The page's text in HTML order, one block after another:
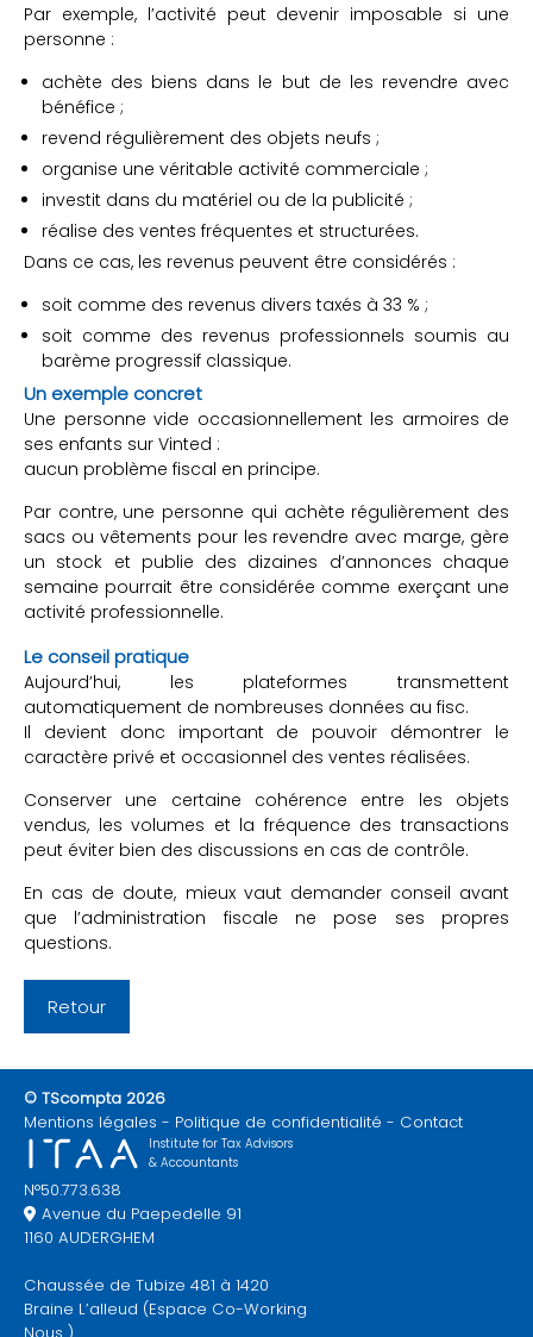
Par exemple, l’activité peut devenir imposable si une
personne :
achète des biens dans le but de les revendre avec
bénéfice ;
revend régulièrement des objets neufs ;
organise une véritable activité commerciale ;
investit dans du matériel ou de la publicité ;
réalise des ventes fréquentes et structurées.
Dans ce cas, les revenus peuvent être considérés :
soit comme des revenus divers taxés à 33 % ;
soit comme des revenus professionnels soumis au
barème progressif classique.
Un exemple concret
Une personne vide occasionnellement les armoires de
ses enfants sur Vinted :
aucun problème fiscal en principe.
Par contre, une personne qui achète régulièrement des
sacs ou vêtements pour les revendre avec marge, gère
un stock et publie des dizaines d’annonces chaque
semaine pourrait être considérée comme exerçant une
activité professionnelle.
Le conseil pratique
Aujourd’hui, les plateformes transmettent
automatiquement de nombreuses données au fisc.
Il devient donc important de pouvoir démontrer le
caractère privé et occasionnel des ventes réalisées.
Conserver une certaine cohérence entre les objets
vendus, les volumes et la fréquence des transactions
peut éviter bien des discussions en cas de contrôle.
En cas de doute, mieux vaut demander conseil avant
que l’administration fiscale ne pose ses propres
questions.
Retour
© TScompta 2026
Mentions légales
Politique de confidentialité Contact
Institute for Tax Advisors
& Accountants
N°50.773.638
Avenue du Paepedelle 91
1160 AUDERGHEM
Chaussée de Tubize 481 à 1420
Braine L’alleud (Espace Co-Working